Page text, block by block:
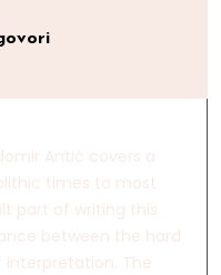
Antić covers a
times to most
part of writing this
between the hard
The